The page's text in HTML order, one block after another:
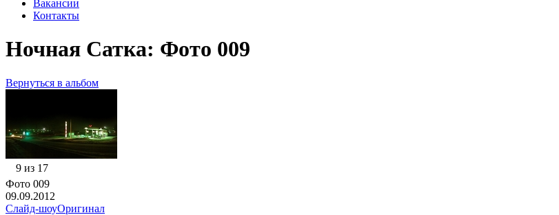
Вакансии
Контакты
Ночная Сатка: Фото 009
Вернуться в альбом
9 из 17
Фото 009
09.09.2012
Слайд-шоуОригинал